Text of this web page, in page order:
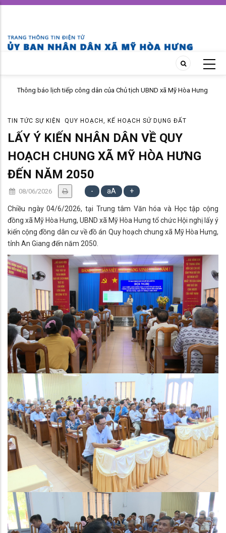
Skip
content
Thông báo lịch tiếp công dân của Chủ tịch UBND xã Mỹ Hòa Hưng
TIN TỨC SỰ KIỆN QUY HOẠCH, KẾ HOẠCH SỬ DỤNG ĐẤT
LẤY Ý KIẾN NHÂN DÂN VỀ QUY
HOẠCH CHUNG XÃ MỸ HÒA HƯNG
ĐẾN NĂM 2050
08/06/2026 - aA +
Chiều ngày 04/6/2026, tại Trung tâm Văn hóa và Học tập cộng
đồng xã Mỹ Hòa Hưng, UBND xã Mỹ Hòa Hưng tổ chức Hội nghị lấy ý
kiến cộng đồng dân cư về đồ án Quy hoạch chung xã Mỹ Hòa Hưng,
tỉnh An Giang đến năm 2050.